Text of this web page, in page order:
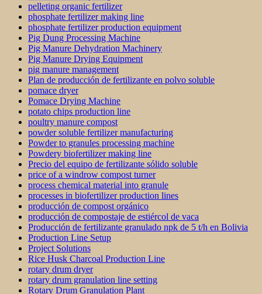
pelleting organic fertilizer
phosphate fertilizer making line
phosphate fertilizer production equipment
Pig Dung Processing Machine
Pig Manure Dehydration Machinery
Pig Manure Drying Equipment
pig manure management
Plan de producción de fertilizante en polvo soluble
pomace dryer
Pomace Drying Machine
potato chips production line
poultry manure compost
powder soluble fertilizer manufacturing
Powder to granules processing machine
Powdery biofertilizer making line
Precio del equipo de fertilizante sólido soluble
price of a windrow compost turner
process chemical material into granule
processes in biofertilizer production lines
producción de compost orgánico
producción de compostaje de estiércol de vaca
Producción de fertilizante granulado npk de 5 t/h en Bolivia
Production Line Setup
Project Solutions
Rice Husk Charcoal Production Line
rotary drum dryer
rotary drum granulation line setting
Rotary Drum Granulation Plant